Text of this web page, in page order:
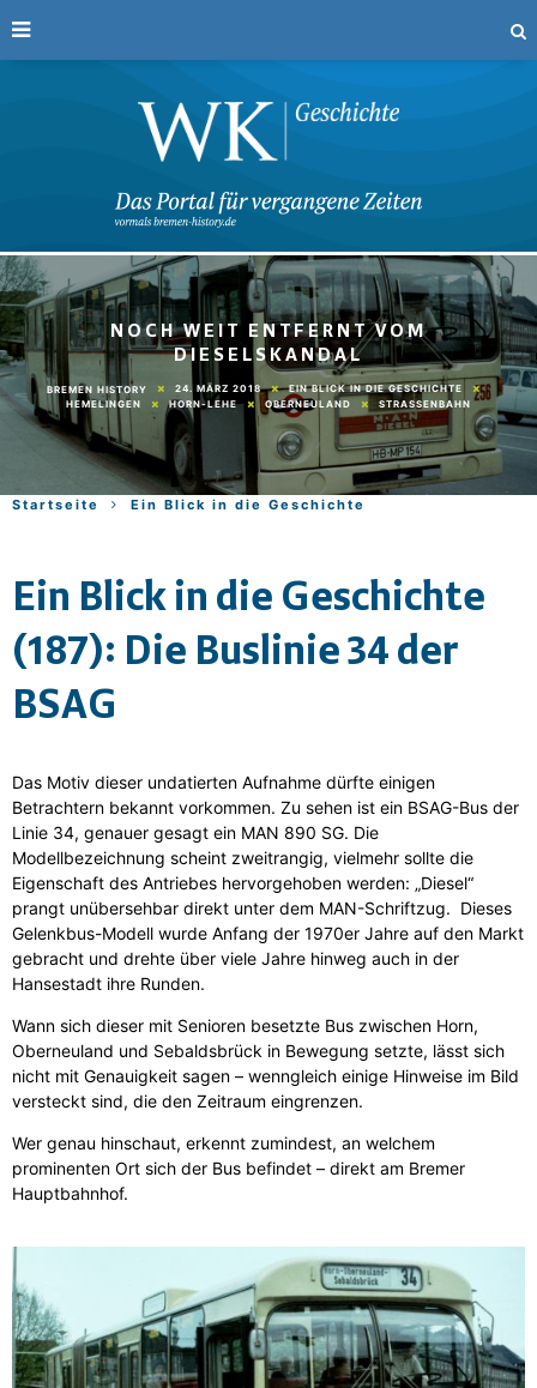
NOCH WEIT ENTFERNT VOM
DIESELSKANDAL
BREMEN HISTORY 24. MÄRZ 2018
EIN BLICK IN DIE GESCHICHTE
HEMELINGEN
HORN-LEHE OBERNEULAND STRASSENBAHN
Startseite Ein Blick in die Geschichte
Ein Blick in die Geschichte
(187): Die Buslinie 34 der
BSAG
Das Motiv dieser undatierten Aufnahme dürfte einigen
Betrachtern bekannt vorkommen. Zu sehen ist ein BSAG-Bus der
Linie 34, genauer gesagt ein MAN 890 SG. Die
Modellbezeichnung scheint zweitrangig, vielmehr sollte die
Eigenschaft des Antriebes hervorgehoben werden: „Diesel“
prangt unübersehbar direkt unter dem MAN-Schriftzug. Dieses
Gelenkbus-Modell wurde Anfang der 1970er Jahre auf den Markt
gebracht und drehte über viele Jahre hinweg auch in der
Hansestadt ihre Runden.
Wann sich dieser mit Senioren besetzte Bus zwischen Horn,
Oberneuland und Sebaldsbrück in Bewegung setzte, lässt sich
nicht mit Genauigkeit sagen – wenngleich einige Hinweise im Bild
versteckt sind, die den Zeitraum eingrenzen.
Wer genau hinschaut, erkennt zumindest, an welchem
prominenten Ort sich der Bus befindet – direkt am Bremer
Hauptbahnhof.